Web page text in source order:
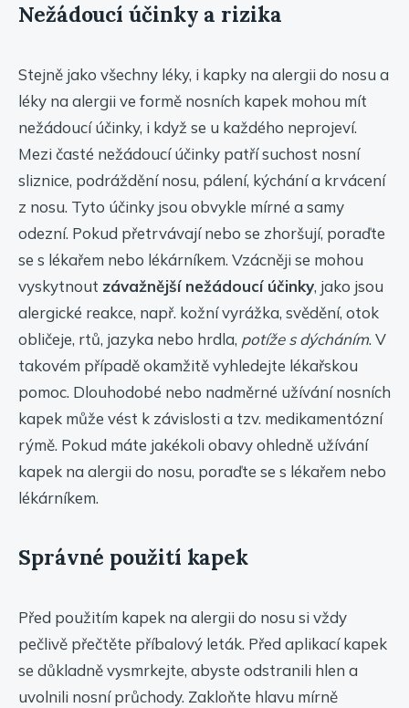
Nežádoucí účinky a rizika
Stejně jako všechny léky, i kapky na alergii do nosu a
léky na alergii ve formě nosních kapek mohou mít
nežádoucí účinky, i když se u každého neprojeví.
Mezi časté nežádoucí účinky patří suchost nosní
sliznice, podráždění nosu, pálení, kýchání a krvácení
z nosu. Tyto účinky jsou obvykle mírné a samy
odezní. Pokud přetrvávají nebo se zhoršují, poraďte
se s lékařem nebo lékárníkem. Vzácněji se mohou
vyskytnout závažnější nežádoucí účinky, jako jsou
alergické reakce, např. kožní vyrážka, svědění, otok
obličeje, rtů, jazyka nebo hrdla, potíže s dýcháním. V
takovém případě okamžitě vyhledejte lékařskou
pomoc. Dlouhodobé nebo nadměrné užívání nosních
kapek může vést k závislosti a tzv. medikamentózní
rýmě. Pokud máte jakékoli obavy ohledně užívání
kapek na alergii do nosu, poraďte se s lékařem nebo
lékárníkem.
Správné použití kapek
Před použitím kapek na alergii do nosu si vždy
pečlivě přečtěte příbalový leták. Před aplikací kapek
se důkladně vysmrkejte, abyste odstranili hlen a
uvolnili nosní průchody. Zakloňte hlavu mírně